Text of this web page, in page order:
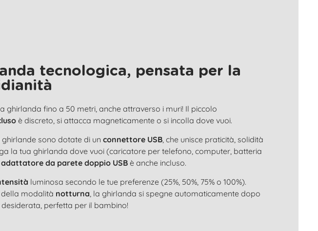
tecnologica, pensata per la
ghirlanda fino a 50 metri, anche attraverso i muri! Il piccolo
è discreto, si attacca magneticamente o si incolla dove vuoi.
ghirlande sono dotate di unconnettore USB , che unisce praticità, solidità
la tua ghirlanda dove vuoi (caricatore per telefono, computer, batteria
adattatore da parete doppio USB è anche incluso.
luminosa secondo le tue preferenze (25%, 50%, 75% o 100%).
modalità notturna , la ghirlanda si spegne automaticamente dopo
perfetta per il bambino!